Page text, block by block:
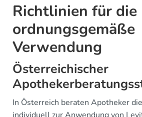
Richtlinien für die
ordnungsgemäße
Verwendung
Österreichischer
In Österreich beraten Apotheker